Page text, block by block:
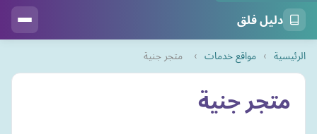
دليل فلق
الرئيسية › مواقع خدمات › متجر جنية
متجر جنية